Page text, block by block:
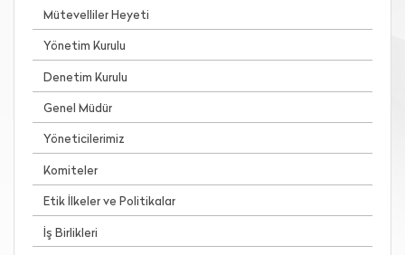
Mütevelliler Heyeti
Yönetim Kurulu
Denetim Kurulu
Genel Müdür
Yöneticilerimiz
Komiteler
Etik İlkeler ve Politikalar
İş Birlikleri